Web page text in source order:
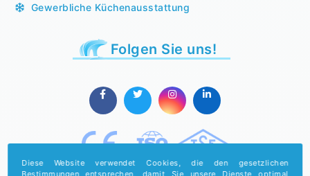
Gewerbliche Küchenausstattung
Folgen Sie uns!
Diese Website verwendet Cookies, die den gesetzlichen
Bestimmungen entsprechen, damit Sie unsere Dienste optimal